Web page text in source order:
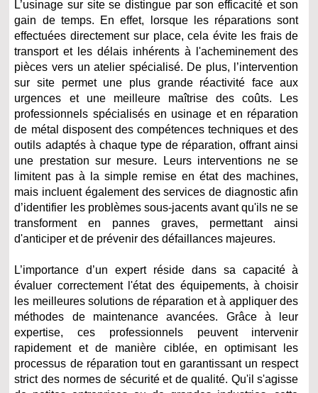
L’usinage sur site se distingue par son efficacité et son
gain de temps. En effet, lorsque les réparations sont
effectuées directement sur place, cela évite les frais de
transport et les délais inhérents à l'acheminement des
pièces vers un atelier spécialisé. De plus, l’intervention
sur site permet une plus grande réactivité face aux
urgences et une meilleure maîtrise des coûts. Les
professionnels spécialisés en usinage et en réparation
de métal disposent des compétences techniques et des
outils adaptés à chaque type de réparation, offrant ainsi
une prestation sur mesure. Leurs interventions ne se
limitent pas à la simple remise en état des machines,
mais incluent également des services de diagnostic afin
d’identifier les problèmes sous-jacents avant qu'ils ne se
transforment en pannes graves, permettant ainsi
d'anticiper et de prévenir des défaillances majeures.
L’importance d’un expert réside dans sa capacité à
évaluer correctement l'état des équipements, à choisir
les meilleures solutions de réparation et à appliquer des
méthodes de maintenance avancées. Grâce à leur
expertise, ces professionnels peuvent intervenir
rapidement et de manière ciblée, en optimisant les
processus de réparation tout en garantissant un respect
strict des normes de sécurité et de qualité. Qu'il s'agisse